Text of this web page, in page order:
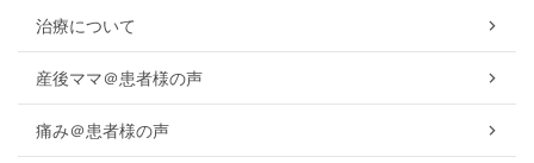
治療について
産後ママ＠患者様の声
痛み＠患者様の声